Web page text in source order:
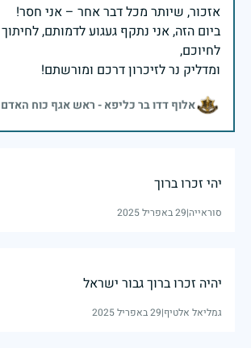
ביום הזה, אני נתקף געגוע לדמותם,
ומדליק נר לזיכרון דרכם ומורשתם!
אלוף דדו בר כליפא - ראש אגף כוח
יהי זכרו ברוך
סוראייה|29 באפריל 2025
יהיה זכרו ברוך גבור ישראל
גמליאל אלטיף|29 באפריל 2025